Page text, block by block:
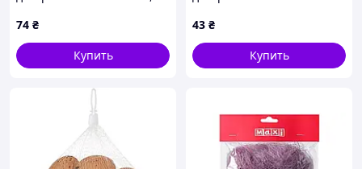
74 ₴
Купить
ягод
43 ₴
Купить